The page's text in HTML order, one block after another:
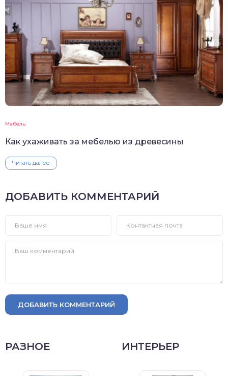
Мебель
Как ухаживать за мебелью из древесины
Читать далее
ДОБАВИТЬ КОММЕНТАРИЙ
ДОБАВИТЬ КОММЕНТАРИЙ
РАЗНОЕ ИНТЕРЬЕР